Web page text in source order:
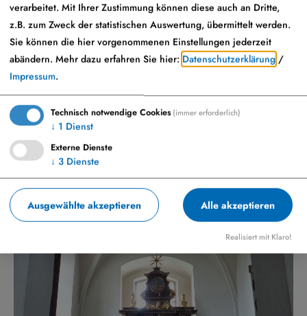
Info-Adresse
Kath. Pfarramt - Pfarreienverbund Monheim
Herr Stadtpfarrer Michael Maul
Kirchstraße 18
86653 Monheim
09091 5951
verarbeitet. Mit Ihrer Zustimmung können diese auch an Dritte,
z.B. zum Zweck der statistischen Auswertung, übermittelt werden.
Sie können die hier vorgenommenen Einstellungen jederzeit
abändern. Mehr dazu erfahren Sie hier: Datenschutzerklärung /
Impressum.
Technisch notwendige Cookies(immer erforderlich)
↓ 1 Dienst
Externe Dienste
↓ 3 Dienste
Ausgewählte akzeptieren Alle akzeptieren
Realisiert mit Klaro!